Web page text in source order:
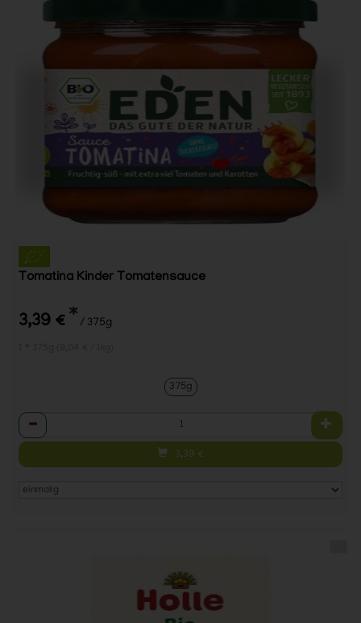
Tomatina Kinder Tomatensauce
3,39 € * / 375g
375g
Anzahl
3,39 €